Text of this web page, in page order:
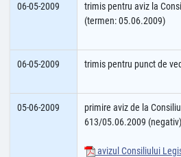
06-05-2009
trimis pentru aviz la
(termen: 05.06.2009)
06-05-2009 trimis pentru punct de
05-06-2009
primire aviz de la
613/05.06.2009 (negativ)
avizul Consiliului